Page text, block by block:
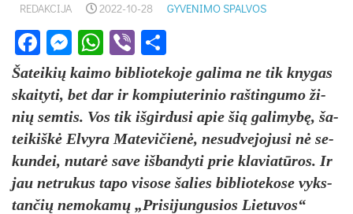
REDAKCIJA 2022-10-28 GYVENIMO SPALVOS
Facebook
Messenger
WhatsApp
Viber
Ša­tei­kių kai­mo bib­lio­te­ko­je ga­li­ma ne tik kny­gas
skai­ty­ti, bet dar ir kom­piu­te­ri­nio raš­tin­gu­mo ži­
nių sem­tis. Vos tik iš­gir­du­si apie šią ga­li­mybę, ša­
tei­kiškė El­vy­ra Ma­te­vi­čienė, ne­sud­ve­jo­ju­si nė se­
kun­dei, nu­tarė sa­ve iš­ban­dy­ti prie kla­viatū­ros. Ir
jau ne­tru­kus ta­po vi­so­se ša­lies bib­lio­te­ko­se vyks­
tan­čių ne­mo­kamų „Pri­si­jun­gu­sios Lie­tu­vos“